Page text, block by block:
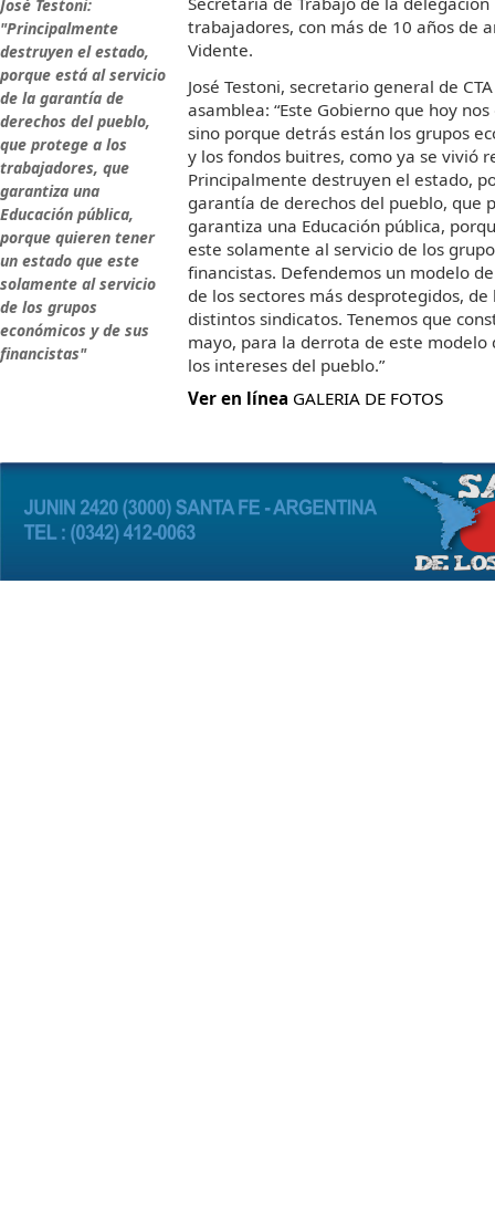
José Testoni:
"Principalmente
destruyen el estado,
porque está al servicio
de la garantía de
derechos del pueblo,
que protege a los
trabajadores, que
garantiza una
Educación pública,
porque quieren tener
un estado que este
solamente al servicio
de los grupos
económicos y de sus
financistas"
trabajadores, con más de 10 años de
Vidente.
José Testoni, secretario general de
asamblea: “Este Gobierno que hoy
sino porque detrás están los grupos
y los fondos buitres, como ya se vivió
Principalmente destruyen el estado,
garantía de derechos del pueblo, que
garantiza una Educación pública,
este solamente al servicio de los
financistas. Defendemos un modelo
de los sectores más desprotegidos,
distintos sindicatos. Tenemos que
mayo, para la derrota de este modelo
los intereses del pueblo.”
Ver en línea GALERIA DE FOTOS